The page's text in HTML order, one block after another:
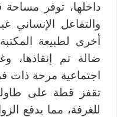
داخلها، توفر مساحة
والتفاعل الإنساني
أخرى لطبيعة
ضالة تم إنقاذها،
اجتماعية مرحة ذات
تقفز قطة على
للغرفة، مما يدفع